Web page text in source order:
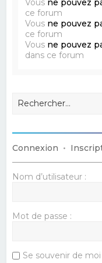
ce forum
Vous ne pouvez
ce forum
Vous ne pouvez
dans ce forum
Connexion •
Nom d’utilisateur :
Mot de passe :
Se souvenir de moi